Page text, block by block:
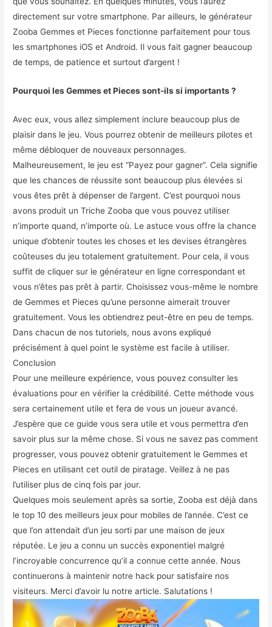
directement sur votre smartphone. Par ailleurs, le générateur
Zooba Gemmes et Pieces fonctionne parfaitement pour tous
les smartphones iOS et Android. Il vous fait gagner beaucoup
de temps, de patience et surtout d’argent !
Pourquoi les Gemmes et Pieces sont-ils si importants ?
Avec eux, vous allez simplement inclure beaucoup plus de
plaisir dans le jeu. Vous pourrez obtenir de meilleurs pilotes et
même débloquer de nouveaux personnages.
Malheureusement, le jeu est “Payez pour gagner”. Cela signifie
que les chances de réussite sont beaucoup plus élevées si
vous êtes prêt à dépenser de l’argent. C’est pourquoi nous
avons produit un Triche Zooba que vous pouvez utiliser
n’importe quand, n’importe où. Le astuce vous offre la chance
unique d’obtenir toutes les choses et les devises étrangères
coûteuses du jeu totalement gratuitement. Pour cela, il vous
suffit de cliquer sur le générateur en ligne correspondant et
vous n’êtes pas prêt à partir. Choisissez vous-même le nombre
de Gemmes et Pieces qu’une personne aimerait trouver
gratuitement. Vous les obtiendrez peut-être en peu de temps.
Dans chacun de nos tutoriels, nous avons expliqué
précisément à quel point le système est facile à utiliser.
Conclusion
Pour une meilleure expérience, vous pouvez consulter les
évaluations pour en vérifier la crédibilité. Cette méthode vous
sera certainement utile et fera de vous un joueur avancé.
J’espère que ce guide vous sera utile et vous permettra d’en
savoir plus sur la même chose. Si vous ne savez pas comment
progresser, vous pouvez obtenir gratuitement le Gemmes et
Pieces en utilisant cet outil de piratage. Veillez à ne pas
l’utiliser plus de cinq fois par jour.
Quelques mois seulement après sa sortie, Zooba est déjà dans
le top 10 des meilleurs jeux pour mobiles de l’année. C’est ce
que l’on attendait d’un jeu sorti par une maison de jeux
réputée. Le jeu a connu un succès exponentiel malgré
l’incroyable concurrence qu’il a connue cette année. Nous
continuerons à maintenir notre hack pour satisfaire nos
visiteurs. Merci d’avoir lu notre article. Salutations !